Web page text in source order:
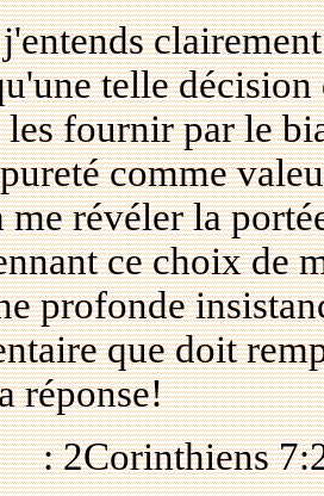
telle
fournir par le
comme
me révéler la
ce choix de
profonde
que doit
réponse!
: 2Corinthiens